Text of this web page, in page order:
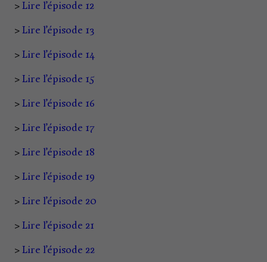
> Lire l’épisode 12
> Lire l’épisode 13
> Lire l’épisode 14
> Lire l’épisode 15
> Lire l’épisode 16
> Lire l’épisode 17
> Lire l’épisode 18
> Lire l’épisode 19
> Lire l’épisode 20
> Lire l’épisode 21
> Lire l’épisode 22